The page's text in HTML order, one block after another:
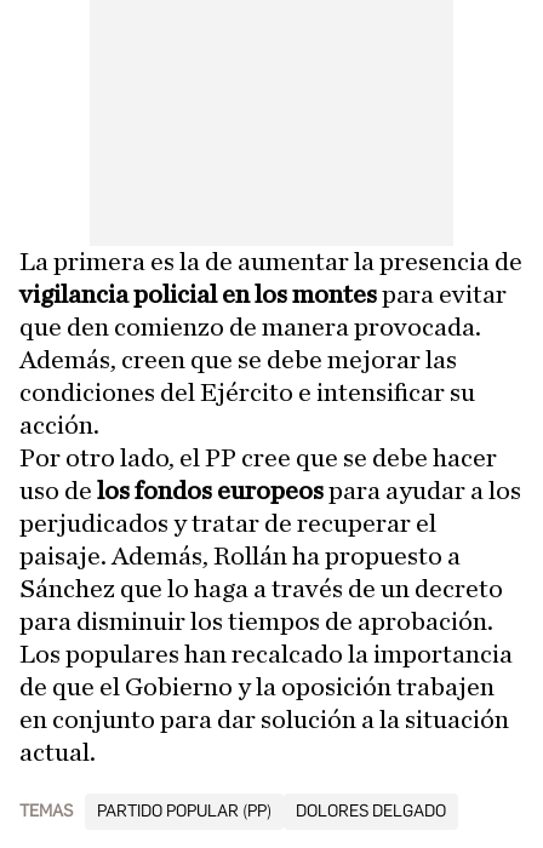
La primera es la de aumentar la presencia de
vigilancia policial en los montespara evitar
que den comienzo de manera provocada.
Además, creen que se debe mejorar las
condiciones del Ejército e intensificar su
acción.
Por otro lado, el PP cree que se debe hacer
uso de los fondos europeospara ayudar a los
perjudicados y tratar de recuperar el
paisaje. Además, Rollán ha propuesto a
Sánchez que lo haga a través de un decreto
para disminuir los tiempos de aprobación.
Los populares han recalcado la importancia
de que el Gobierno y la oposición trabajen
en conjunto para dar solución a la situación
actual.
TEMAS PARTIDO POPULAR (PP) DOLORES DELGADO